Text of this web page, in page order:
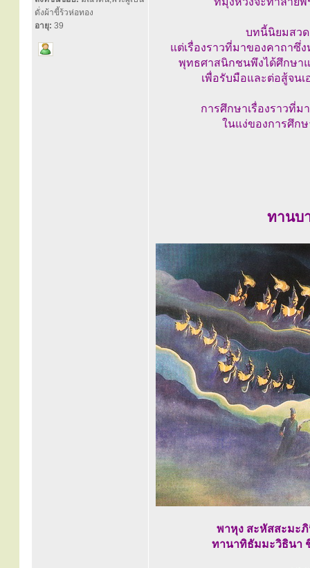
ดั่งผ้าขี้ร้วห่อทอง
อายุ: 39
บทนี้นิยมสวด
แต่เรื่องราวที่มาของคาถาซึ่
พุทธศาสนิกชนพึงได้ศึกษา
เพื่อรับมือและต่อสู้จน
การศึกษาเรื่องราวที่
ในแง่ของการศึก
ทานบ
พาหุง สะหัสสะมะภิ
ทานาทิธัมมะวิธินา